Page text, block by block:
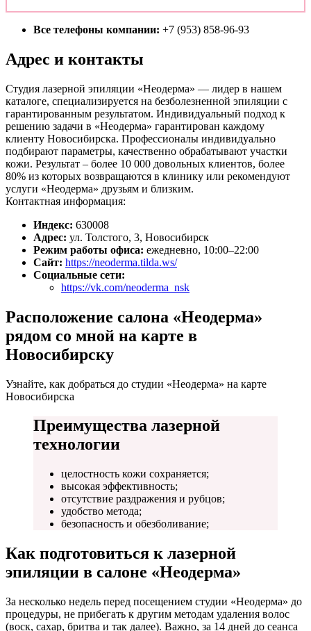
Все телефоны компании: +7 (953) 858-96-93
Адрес и контакты
Студия лазерной эпиляции «Неодерма» — лидер в нашем
каталоге, специализируется на безболезненной эпиляции с
гарантированным результатом. Индивидуальный подход к
решению задачи в «Неодерма» гарантирован каждому
клиенту Новосибирска. Профессионалы индивидуально
подбирают параметры, качественно обрабатывают участки
кожи. Результат – более 10 000 довольных клиентов, более
80% из которых возвращаются в клинику или рекомендуют
услуги «Неодерма» друзьям и близким.
Контактная информация:
Индекс: 630008
Адрес: ул. Толстого, 3, Новосибирск
Режим работы офиса: ежедневно, 10:00–22:00
Сайт: https://neoderma.tilda.ws/
Социальные сети:
https://vk.com/neoderma_nsk
Расположение салона «Неодерма»
рядом со мной на карте в
Новосибирску
Узнайте, как добраться до студии «Неодерма» на карте
Новосибирска
Преимущества лазерной
технологии
целостность кожи сохраняется;
высокая эффективность;
отсутствие раздражения и рубцов;
удобство метода;
безопасность и обезболивание;
Как подготовиться к лазерной
эпиляции в салоне «Неодерма»
За несколько недель перед посещением студии «Неодерма» до
процедуры, не прибегать к другим методам удаления волос
(воск, сахар, бритва и так далее). Важно, за 14 дней до сеанса